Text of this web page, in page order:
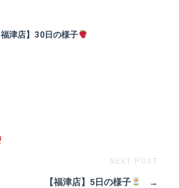
福津店】30日の様子
NEXT POST
【福津店】5日の様子 →